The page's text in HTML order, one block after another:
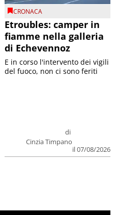
CRONACA
Etroubles: camper in
fiamme nella galleria
di Echevennoz
di
Cinzia Timpano
il 07/08/2026
E in corso l'intervento dei vigili
del fuoco, non ci sono feriti